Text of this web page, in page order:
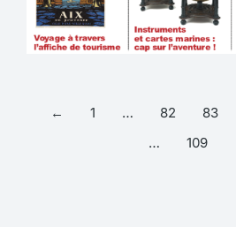
← 1 … 82 83
…
109